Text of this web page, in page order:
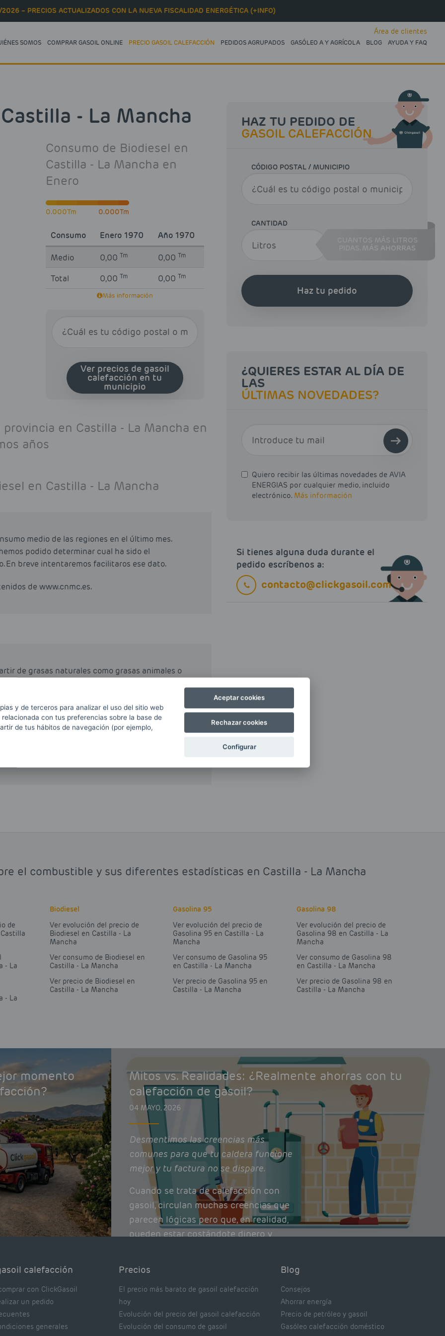
– PRECIOS ACTUALIZADOS CON LA NUEVA FISCALIDAD ENERGÉTICA (+INFO)
SOMOS COMPRAR GASOIL ONLINE PRECIO GASOIL CALEFACCIÓN PEDIDOS AGRUPADOS GASÓLEO A Y AGRÍCOLA BLOG AYUDA Y FAQ
Área de clientes
- La Mancha
Consumo de Biodiesel en
Castilla - La Mancha en
Enero
0.000Tm 0.000Tm
Consumo Enero 1970 Año 1970
Medio 0,00 Tm 0,00 Tm
Total 0,00 Tm 0,00 Tm
Más información
Ver precios de gasoil
calefacción en tu
municipio
en Castilla - La Mancha en
años
en Castilla - La Mancha
medio de las regiones en el último mes.
podido determinar cual ha sido el
En breve intentaremos facilitaros ese dato.
de www.cnmc.es.
de grasas naturales como grasas animales o
industriales de esterificación y
total del petrodiésel o gasóleo obtenido a
de forma muy notable las emisiones
de carbono y otros hidrocarburos volátiles.
que argumentan que el proceso de
masiva de plantaciones forestales.
HAZ TU PEDIDO DE
GASOIL CALEFACCIÓN
CÓDIGO POSTAL / MUNICIPIO
CANTIDAD
CUANTOS MÁS LITROS
MÁS AHORRAS
Haz tu pedido
¿QUIERES ESTAR AL DÍA DE
LAS
ÚLTIMAS NOVEDADES?
Quiero recibir las últimas novedades de AVIA
ENERGIAS por cualquier medio, incluido
electrónico. Más información
Si tienes alguna duda durante el
pedido escríbenos a:
contacto@clickgasoil.com
el combustible y sus diferentes estadísticas en Castilla - La Mancha
de
- La
- La
Biodiesel
Ver evolución del precio de
Biodiesel en Castilla - La
Mancha
Ver consumo de Biodiesel en
Castilla - La Mancha
Ver precio de Biodiesel en
Castilla - La Mancha
Gasolina 95
Ver evolución del precio de
Gasolina 95 en Castilla - La
Mancha
Ver consumo de Gasolina 95
en Castilla - La Mancha
Ver precio de Gasolina 95 en
Castilla - La Mancha
Gasolina 98
Ver evolución del precio de
Gasolina 98 en Castilla - La
Mancha
Ver consumo de Gasolina 98
en Castilla - La Mancha
Ver precio de Gasolina 98 en
Castilla - La Mancha
momento
Mitos vs. Realidades: ¿Realmente ahorras con tu
calefacción de gasoil?
04 MAYO, 2026
Desmentimos las creencias más
comunes para que tu caldera funcione
mejor y tu factura no se dispare.
Cuando se trata de calefacción con
gasoil, circulan muchas creencias que
parecen lógicas pero que, en realidad,
pueden estar costándote dinero y
calefacción
con ClickGasoil
un pedido
generales
Precios
El precio más barato de gasoil calefacción
hoy
Evolución del precio del gasoil calefacción
Evolución del consumo de gasoil
Blog
Consejos
Ahorrar energía
Precio de petróleo y gasoil
Gasóleo calefacción doméstico
y de terceros para analizar el uso del sitio web
con tus preferencias sobre la base de
de tus hábitos de navegación (por ejemplo,
Aceptar cookies
Rechazar cookies
Configurar